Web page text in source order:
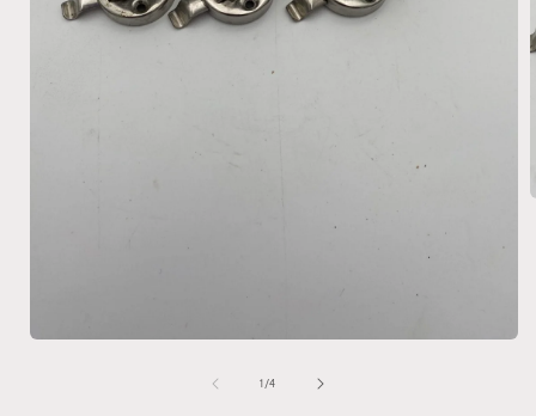
1 /af
4